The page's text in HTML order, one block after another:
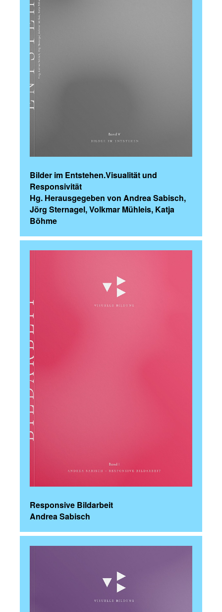
Bilder im Entstehen.Visualität und
Responsivität
Hg. Herausgegeben von Andrea Sabisch,
Jörg Sternagel, Volkmar Mühleis, Katja
Böhme
Responsive Bildarbeit
Andrea Sabisch